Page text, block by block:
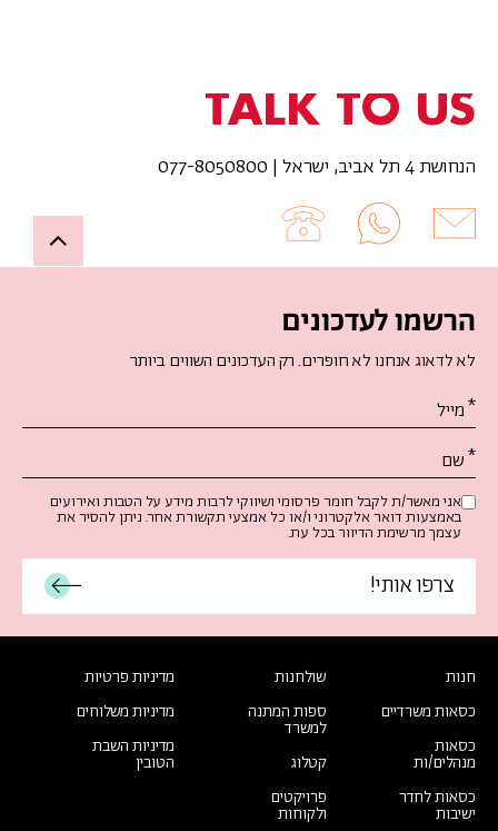
TALK TO US
הנחושת 4 תל אביב, ישראל | 077-8050800
Up
הרשמו לעדכונים
לא לדאוג אנחנו לא חופרים. רק העדכונים השווים ביותר
אנא
מלאו
את
טופס
-
הרשמו
לעדכונים
אני מאשר/ת לקבל חומר פרסומי ושיווקי לרבות מידע על הטבות ואירועים
באמצעות דואר אלקטרוני ו/או כל אמצעי תקשורת אחר. ניתן להסיר את
עצמך מרשימת הדיוור בכל עת.
חנות
כסאות משרדיים
כסאות
מנהלים/ות
כסאות לחדר
ישיבות
שולחנות
ספות המתנה
למשרד
קטלוג
פרויקטים
ולקוחות
מדיניות פרטיות
מדיניות משלוחים
מדיניות השבת
הטובין